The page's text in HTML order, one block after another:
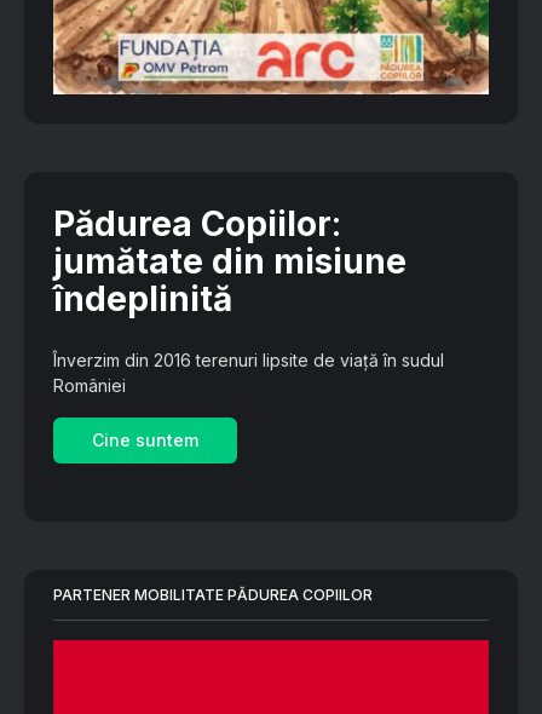
Pădurea Copiilor:
jumătate din misiune
îndeplinită
Înverzim din 2016 terenuri lipsite de viață în sudul
României
Cine suntem
PARTENER MOBILITATE PĂDUREA COPIILOR